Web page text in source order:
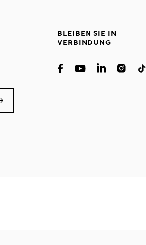
BLEIBEN SIE IN
VERBINDUNG